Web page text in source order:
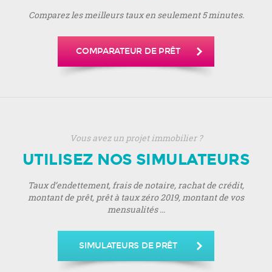
Sincèrement.
Comparez les meilleurs taux en seulement 5 minutes.
COMPARATEUR DE PRÊT
Vous avez un projet immobilier ?
UTILISEZ NOS SIMULATEURS
Taux d’endettement, frais de notaire, rachat de crédit,
montant de prêt, prêt à taux zéro 2019, montant de vos
mensualités ...
SIMULATEURS DE PRÊT